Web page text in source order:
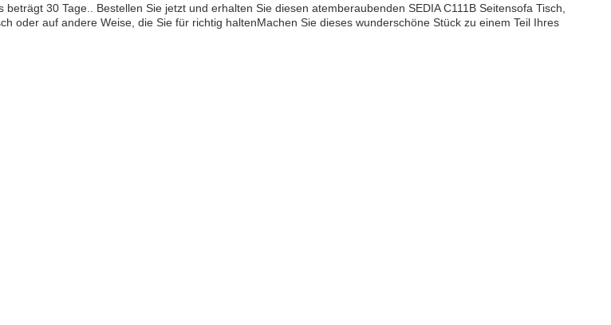
30 Tage.. Bestellen Sie jetzt und erhalten Sie diesen atemberaubenden SEDIA C111B Seitensofa Tisch,
oder auf andere Weise, die Sie für richtig haltenMachen Sie dieses wunderschöne Stück zu einem Teil Ihres